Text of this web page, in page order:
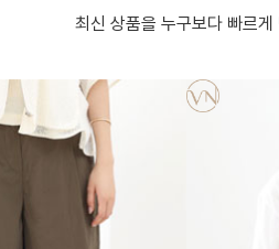
최신 상품을 누구보다 빠르게